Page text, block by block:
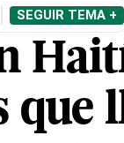
SEGUIR TEMA +